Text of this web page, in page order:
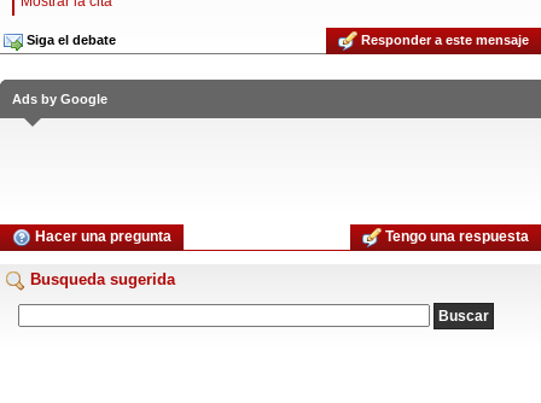
Siga el debate Responder a este mensaje
Ads by Google
Hacer una pregunta Tengo una respuesta
Busqueda sugerida